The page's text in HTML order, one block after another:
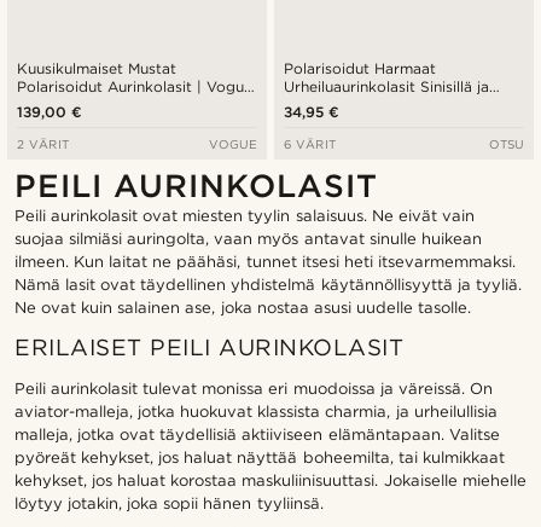
Kuusikulmaiset Mustat
Polarisoidut Aurinkolasit | Vogue
0VO4322S
139,00 €
2 VÄRIT VOGUE
Polarisoidut Harmaat
Urheiluaurinkolasit Sinisillä ja
Vihreillä Linsseillä
34,95 €
6 VÄRIT OTSU
PEILI AURINKOLASIT
Peili aurinkolasit ovat miesten tyylin salaisuus. Ne eivät vain
suojaa silmiäsi auringolta, vaan myös antavat sinulle huikean
ilmeen. Kun laitat ne päähäsi, tunnet itsesi heti itsevarmemmaksi.
Nämä lasit ovat täydellinen yhdistelmä käytännöllisyyttä ja tyyliä.
Ne ovat kuin salainen ase, joka nostaa asusi uudelle tasolle.
ERILAISET PEILI AURINKOLASIT
Peili aurinkolasit tulevat monissa eri muodoissa ja väreissä. On
aviator-malleja, jotka huokuvat klassista charmia, ja urheilullisia
malleja, jotka ovat täydellisiä aktiiviseen elämäntapaan. Valitse
pyöreät kehykset, jos haluat näyttää boheemilta, tai kulmikkaat
kehykset, jos haluat korostaa maskuliinisuuttasi. Jokaiselle miehelle
löytyy jotakin, joka sopii hänen tyyliinsä.